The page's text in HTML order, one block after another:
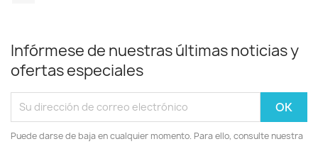
Infórmese de nuestras últimas noticias y
ofertas especiales
Puede darse de baja en cualquier momento. Para ello, consulte nuestra